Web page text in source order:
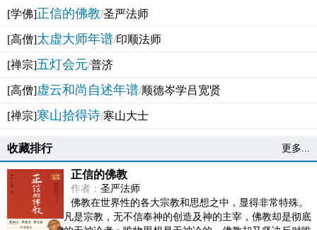
[学佛]正信的佛教/圣严法师
[高僧]太虚大师年谱/印顺法师
[禅宗]五灯会元/普济
[高僧]虚云和尚自述年谱/顺德岑学吕宽贤
[禅宗]寒山拾得诗/寒山大士
收藏排行 更多...
正信的佛教
作者： 圣严法师
佛教在世界性的各大宗教和思想之中，显得非常特殊。
凡是宗教，无不信奉神的创造及神的主宰，佛教却是彻底